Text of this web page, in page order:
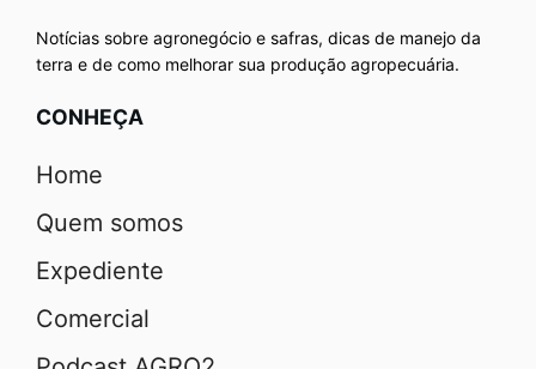
Notícias sobre agronegócio e safras, dicas de manejo da
terra e de como melhorar sua produção agropecuária.
CONHEÇA
Home
Quem somos
Expediente
Comercial